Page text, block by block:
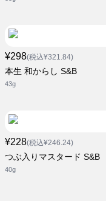
¥298(税込¥321.84)
本生 和からし S&B
43g
¥228(税込¥246.24)
つぶ入りマスタード S&B
40g